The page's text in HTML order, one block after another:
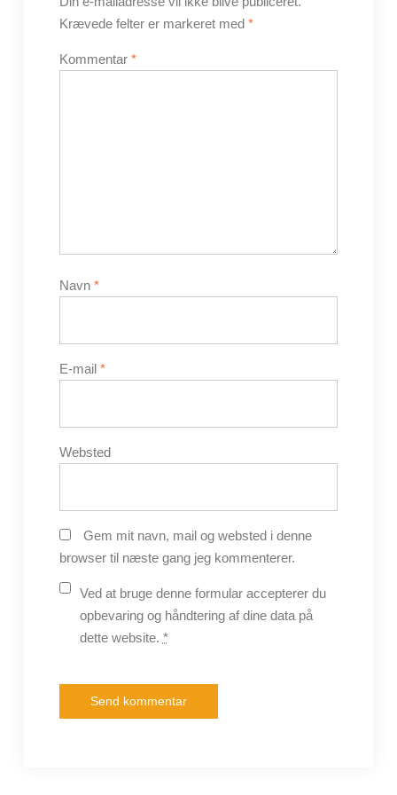
Krævede felter er markeret med *
Kommentar *
Navn *
E-mail *
Websted
Gem mit navn, mail og websted i denne
browser til næste gang jeg kommenterer.
Ved at bruge denne formular accepterer du
opbevaring og håndtering af dine data på
dette website. *